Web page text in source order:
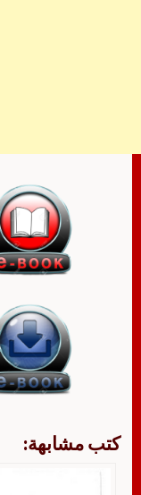
كتب مشابهة: